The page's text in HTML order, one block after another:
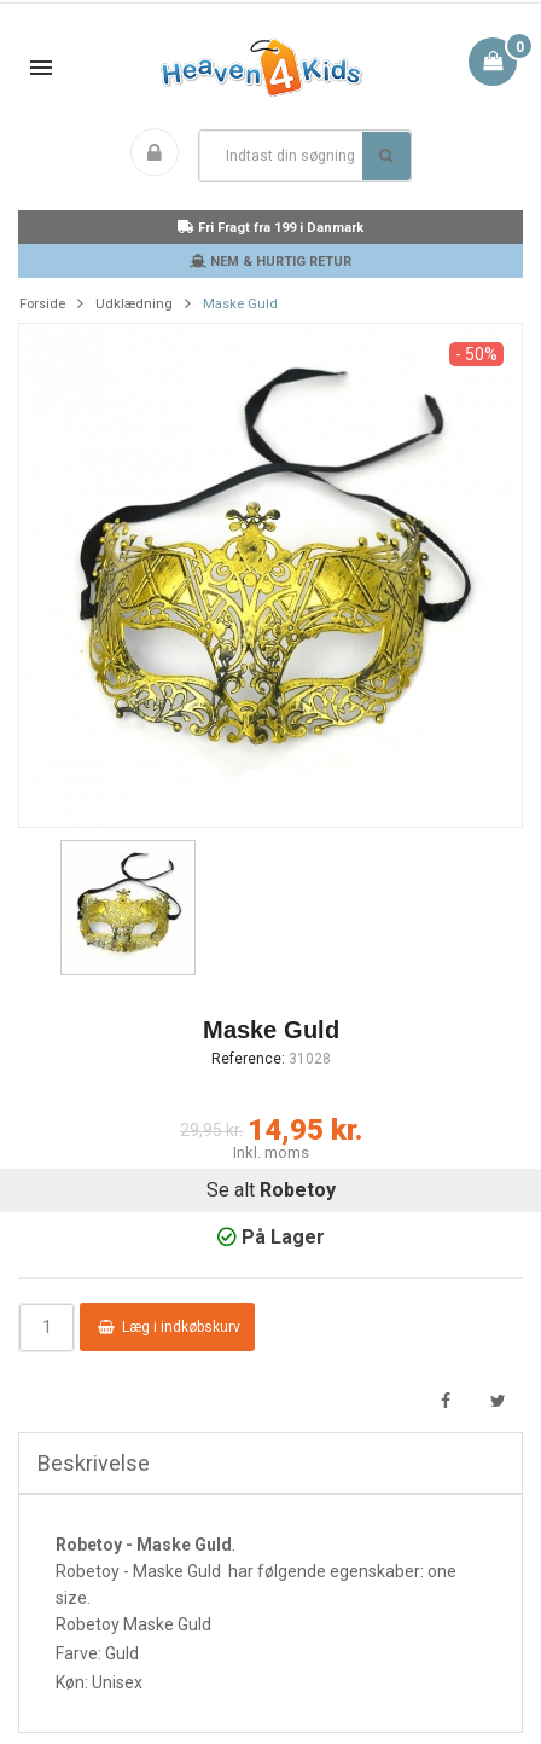
0
Fri Fragt fra 199 i Danmark
NEM & HURTIG RETUR
Forside Udklædning Maske Guld
- 50%
Maske Guld
Reference: 31028
29,95 kr. 14,95 kr.
Inkl. moms
Se alt Robetoy
På Lager
Læg i indkøbskurv
Beskrivelse
Robetoy - Maske Guld
Robetoy - Maske Guld har følgende egenskaber: one
size.
Robetoy Maske Guld
Farve: Guld
Køn: Unisex